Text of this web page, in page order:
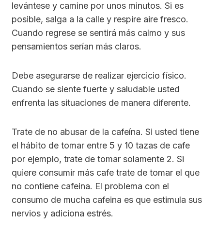
levántese y camine por unos minutos. Si es
posible, salga a la calle y respire aire fresco.
Cuando regrese se sentirá más calmo y sus
pensamientos serían más claros.
Debe asegurarse de realizar ejercicio físico.
Cuando se siente fuerte y saludable usted
enfrenta las situaciones de manera diferente.
Trate de no abusar de la cafeína. Si usted tiene
el hábito de tomar entre 5 y 10 tazas de cafe
por ejemplo, trate de tomar solamente 2. Si
quiere consumir más cafe trate de tomar el que
no contiene cafeina. El problema con el
consumo de mucha cafeina es que estimula sus
nervios y adiciona estrés.